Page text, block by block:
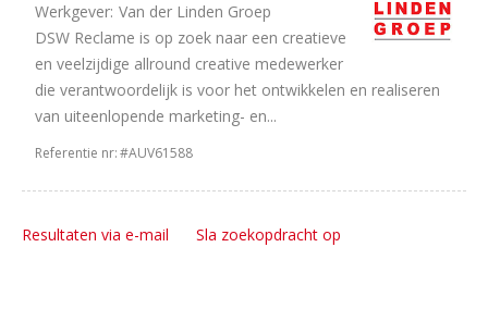
Werkgever: Van der Linden Groep
DSW Reclame is op zoek naar een creatieve
en veelzijdige allround creative medewerker
die verantwoordelijk is voor het ontwikkelen en realiseren
van uiteenlopende marketing- en...
Referentie nr:#AUV61588
Resultaten via e-mail Sla zoekopdracht op